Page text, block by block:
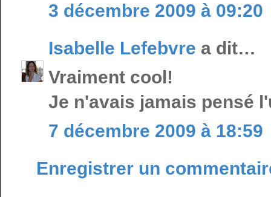
3 décembre 2009 à 09:20
Isabelle Lefebvre a dit…
Vraiment cool!
Je n'avais jamais pensé
7 décembre 2009 à 18:59
Enregistrer un